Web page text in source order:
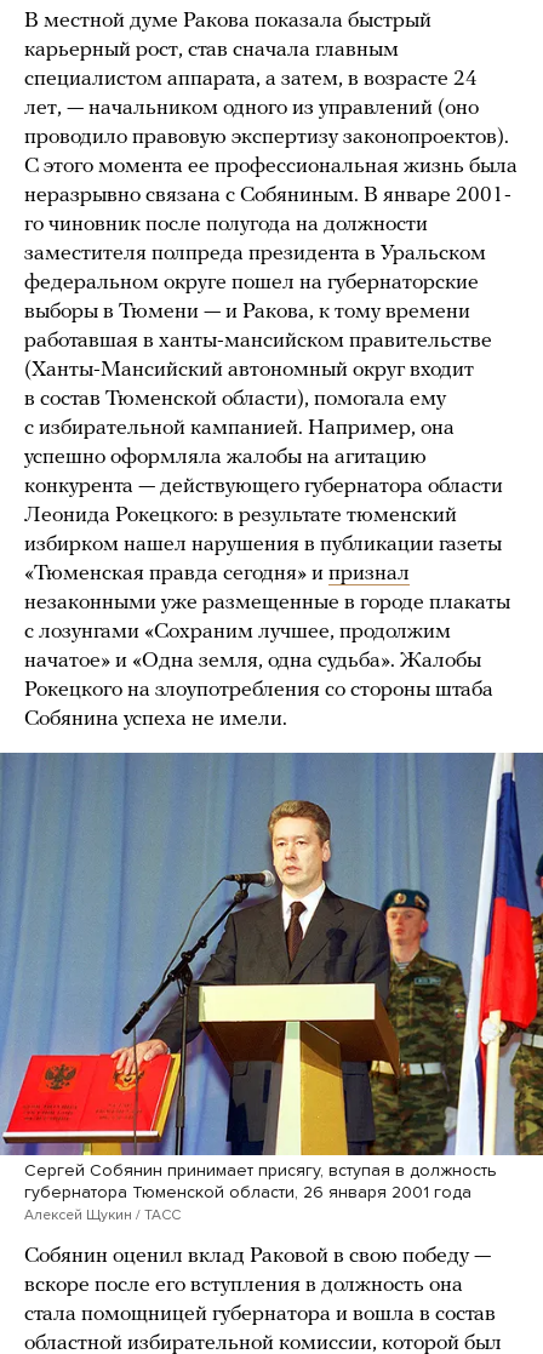
В местной думе Ракова показала быстрый
карьерный рост, став сначала главным
специалистом аппарата, а затем, в возрасте 24
лет, — начальником одного из управлений (оно
проводило правовую экспертизу законопроектов).
С этого момента ее профессиональная жизнь была
неразрывно связана с Собяниным. В январе 2001-
го чиновник после полугода на должности
заместителя полпреда президента в Уральском
федеральном округе пошел на губернаторские
выборы в Тюмени — и Ракова, к тому времени
работавшая в ханты-мансийском правительстве
(Ханты-Мансийский автономный округ входит
в состав Тюменской области), помогала ему
с избирательной кампанией. Например, она
успешно оформляла жалобы на агитацию
конкурента — действующего губернатора области
Леонида Рокецкого: в результате тюменский
избирком нашел нарушения в публикации газеты
«Тюменская правда сегодня» и признал
незаконными уже размещенные в городе плакаты
с лозунгами «Сохраним лучшее, продолжим
начатое» и «Одна земля, одна судьба». Жалобы
Рокецкого на злоупотребления со стороны штаба
Собянина успеха не имели.
Сергей Собянин принимает присягу, вступая в должность
губернатора Тюменской области, 26 января 2001 года
Алексей Щукин / ТАСС
Собянин оценил вклад Раковой в свою победу —
вскоре после его вступления в должность она
стала помощницей губернатора и вошла в состав
областной избирательной комиссии, которой был